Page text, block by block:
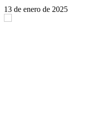
13 de enero de 2025